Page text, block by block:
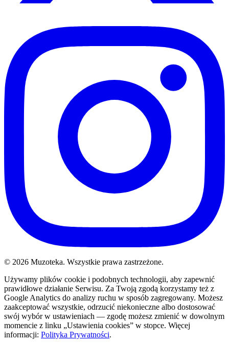
© 2026 Muzoteka. Wszystkie prawa zastrzeżone.
Używamy plików cookie i podobnych technologii, aby zapewnić
prawidłowe działanie Serwisu. Za Twoją zgodą korzystamy też z
Google Analytics do analizy ruchu w sposób zagregowany. Możesz
zaakceptować wszystkie, odrzucić niekonieczne albo dostosować
swój wybór w ustawieniach — zgodę możesz zmienić w dowolnym
momencie z linku „Ustawienia cookies” w stopce. Więcej
informacji: Polityka Prywatności.